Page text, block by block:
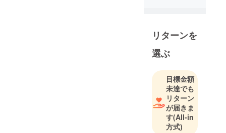
リターンを
選ぶ
目標金額
未達でも
リターン
が届きま
す(All-in
方式)